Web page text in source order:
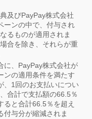
及びPayPay株式会社
ーンの中で、付与され
るものが適用されま
合を除き、それらが重
に、PayPay株式会社が
ンの適用条件を満たす
、1回のお支払いについ
合計で支払額の66.5％
ると合計66.5％を超え
付与分が縮減されま